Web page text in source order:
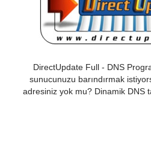
DirectUpdate Full - DNS
sunucunuzu barındırmak
adresiniz yok mu? Dinamik DNS